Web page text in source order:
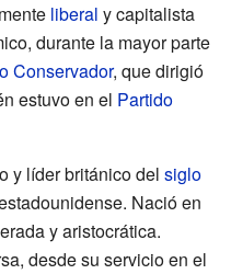
liberal y capitalista
durante la mayor parte
Conservador, que dirigió
estuvo en el Partido
y líder británico del siglo
Nació en
y aristocrática.
desde su servicio en el